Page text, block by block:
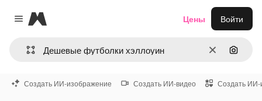
Close menu
Magnific
ОчиститьПоиск
Цены Войти
Создать ИИ-изображение Создать ИИ-видео Создать ИИ-